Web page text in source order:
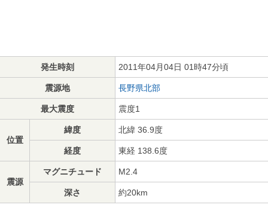
発生時刻 2011年04月04日 01時47分頃
震源地 長野県北部
最大震度 震度1
位置
緯度 北緯 36.9度
経度 東経 138.6度
震源
マグニチュード M2.4
深さ 約20km